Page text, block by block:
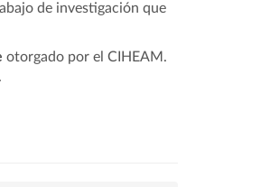
de investigación que
otorgado por el CIHEAM.